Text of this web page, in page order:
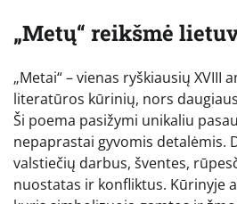
„Metų“ reikšmė
„Metai“ – vienas ryškiausių XVIII
literatūros kūrinių, nors
Ši poema pasižymi unikaliu
nepaprastai gyvomis detalėmis.
valstiečių darbus, šventes,
nuostatas ir konfliktus. Kūrinyje